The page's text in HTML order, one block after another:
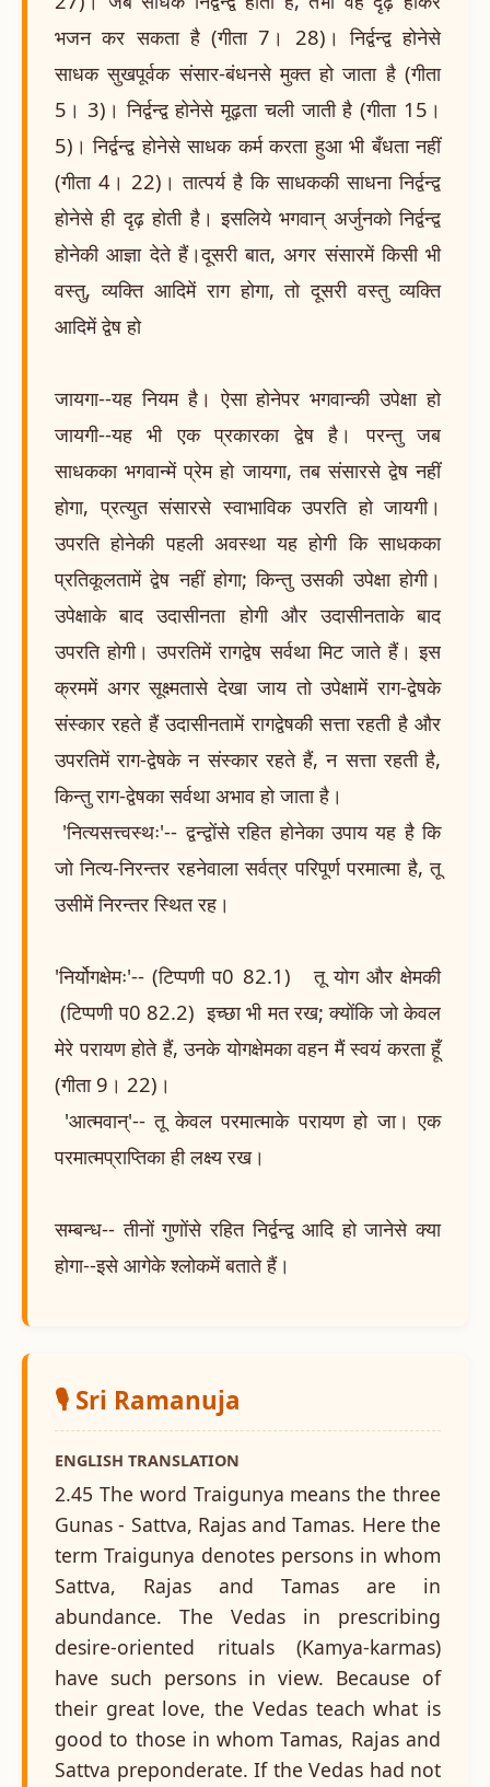
भजन कर सकता है (गीता 7। 28)। निर्द्वन्द्व होनेसे
साधक सुखपूर्वक संसार-बंधनसे मुक्त हो जाता है (गीता
5। 3)। निर्द्वन्द्व होनेसे मूढ़ता चली जाती है (गीता 15।
5)। निर्द्वन्द्व होनेसे साधक कर्म करता हुआ भी बँधता नहीं
(गीता 4। 22)। तात्पर्य है कि साधककी साधना निर्द्वन्द्व
होनेसे ही दृढ़ होती है। इसलिये भगवान् अर्जुनको निर्द्वन्द्व
होनेकी आज्ञा देते हैं।दूसरी बात, अगर संसारमें किसी भी
वस्तु, व्यक्ति आदिमें राग होगा, तो दूसरी वस्तु व्यक्ति
आदिमें द्वेष हो
जायगा--यह नियम है। ऐसा होनेपर भगवान्की उपेक्षा हो
जायगी--यह भी एक प्रकारका द्वेष है। परन्तु जब
साधकका भगवान्में प्रेम हो जायगा, तब संसारसे द्वेष नहीं
होगा, प्रत्युत संसारसे स्वाभाविक उपरति हो जायगी।
उपरति होनेकी पहली अवस्था यह होगी कि साधकका
प्रतिकूलतामें द्वेष नहीं होगा; किन्तु उसकी उपेक्षा होगी।
उपेक्षाके बाद उदासीनता होगी और उदासीनताके बाद
उपरति होगी। उपरतिमें रागद्वेष सर्वथा मिट जाते हैं। इस
क्रममें अगर सूक्ष्मतासे देखा जाय तो उपेक्षामें राग-द्वेषके
संस्कार रहते हैं उदासीनतामें रागद्वेषकी सत्ता रहती है और
उपरतिमें राग-द्वेषके न संस्कार रहते हैं, न सत्ता रहती है,
किन्तु राग-द्वेषका सर्वथा अभाव हो जाता है।
'नित्यसत्त्वस्थः'-- द्वन्द्वोंसे रहित होनेका उपाय यह है कि
जो नित्य-निरन्तर रहनेवाला सर्वत्र परिपूर्ण परमात्मा है, तू
उसीमें निरन्तर स्थित रह।
'निर्योगक्षेमः'-- (टिप्पणी प0 82.1) तू योग और क्षेमकी
(टिप्पणी प0 82.2) इच्छा भी मत रख; क्योंकि जो केवल
मेरे परायण होते हैं, उनके योगक्षेमका वहन मैं स्वयं करता हूँ
(गीता 9। 22)।
'आत्मवान्'-- तू केवल परमात्माके परायण हो जा। एक
परमात्मप्राप्तिका ही लक्ष्य रख।
सम्बन्ध-- तीनों गुणोंसे रहित निर्द्वन्द्व आदि हो जानेसे क्या
होगा--इसे आगेके श्लोकमें बताते हैं।
🎙️ Sri Ramanuja
ENGLISH TRANSLATION
2.45 The word Traigunya means the three
Gunas - Sattva, Rajas and Tamas. Here the
term Traigunya denotes persons in whom
Sattva, Rajas and Tamas are in
abundance. The Vedas in prescribing
desire-oriented rituals (Kamya-karmas)
have such persons in view. Because of
their great love, the Vedas teach what is
good to those in whom Tamas, Rajas and
Sattva preponderate. If the Vedas had not